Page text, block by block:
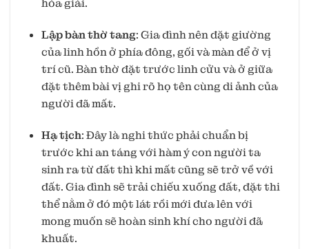
hóa giải.
Lập bàn thờ tang: Gia đình nên đặt giường
của linh hồn ở phía đông, gối và màn để ở vị
trí cũ. Bàn thờ đặt trước linh cửu và ở giữa
đặt thêm bài vị ghi rõ họ tên cùng di ảnh của
người đã mất.
Hạ tịch: Đây là nghi thức phải chuẩn bị
trước khi an táng với hàm ý con người ta
sinh ra từ đất thì khi mất cũng sẽ trở về với
đất. Gia đình sẽ trải chiếu xuống đất, đặt thi
thể nằm ở đó một lát rồi mới đưa lên với
mong muốn sẽ hoàn sinh khí cho người đã
khuất.